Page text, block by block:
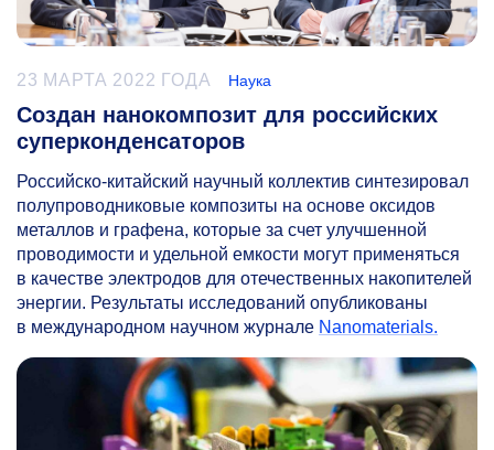
23 МАРТА 2022 ГОДА Наука
Создан нанокомпозит для российских
суперконденсаторов
Российско-китайский научный коллектив синтезировал
полупроводниковые композиты на основе оксидов
металлов и графена, которые за счет улучшенной
проводимости и удельной емкости могут применяться
в качестве электродов для отечественных накопителей
энергии. Результаты исследований опубликованы
в международном научном журнале Nanomaterials.